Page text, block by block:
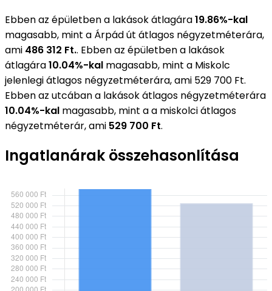
Ebben az épületben a lakások átlagára19.86%-kal
magasabb, mint a Árpád út átlagos négyzetméterára,
ami 486 312 Ft.. Ebben az épületben a lakások
átlagára10.04%-kal magasabb, mint a Miskolc
jelenlegi átlagos négyzetméterára, ami 529 700 Ft.
Ebben az utcában a lakások átlagos négyzetméterára
10.04%-kal magasabb, mint a a miskolci átlagos
négyzetméterár, ami 529 700 Ft.
Ingatlanárak összehasonlítása